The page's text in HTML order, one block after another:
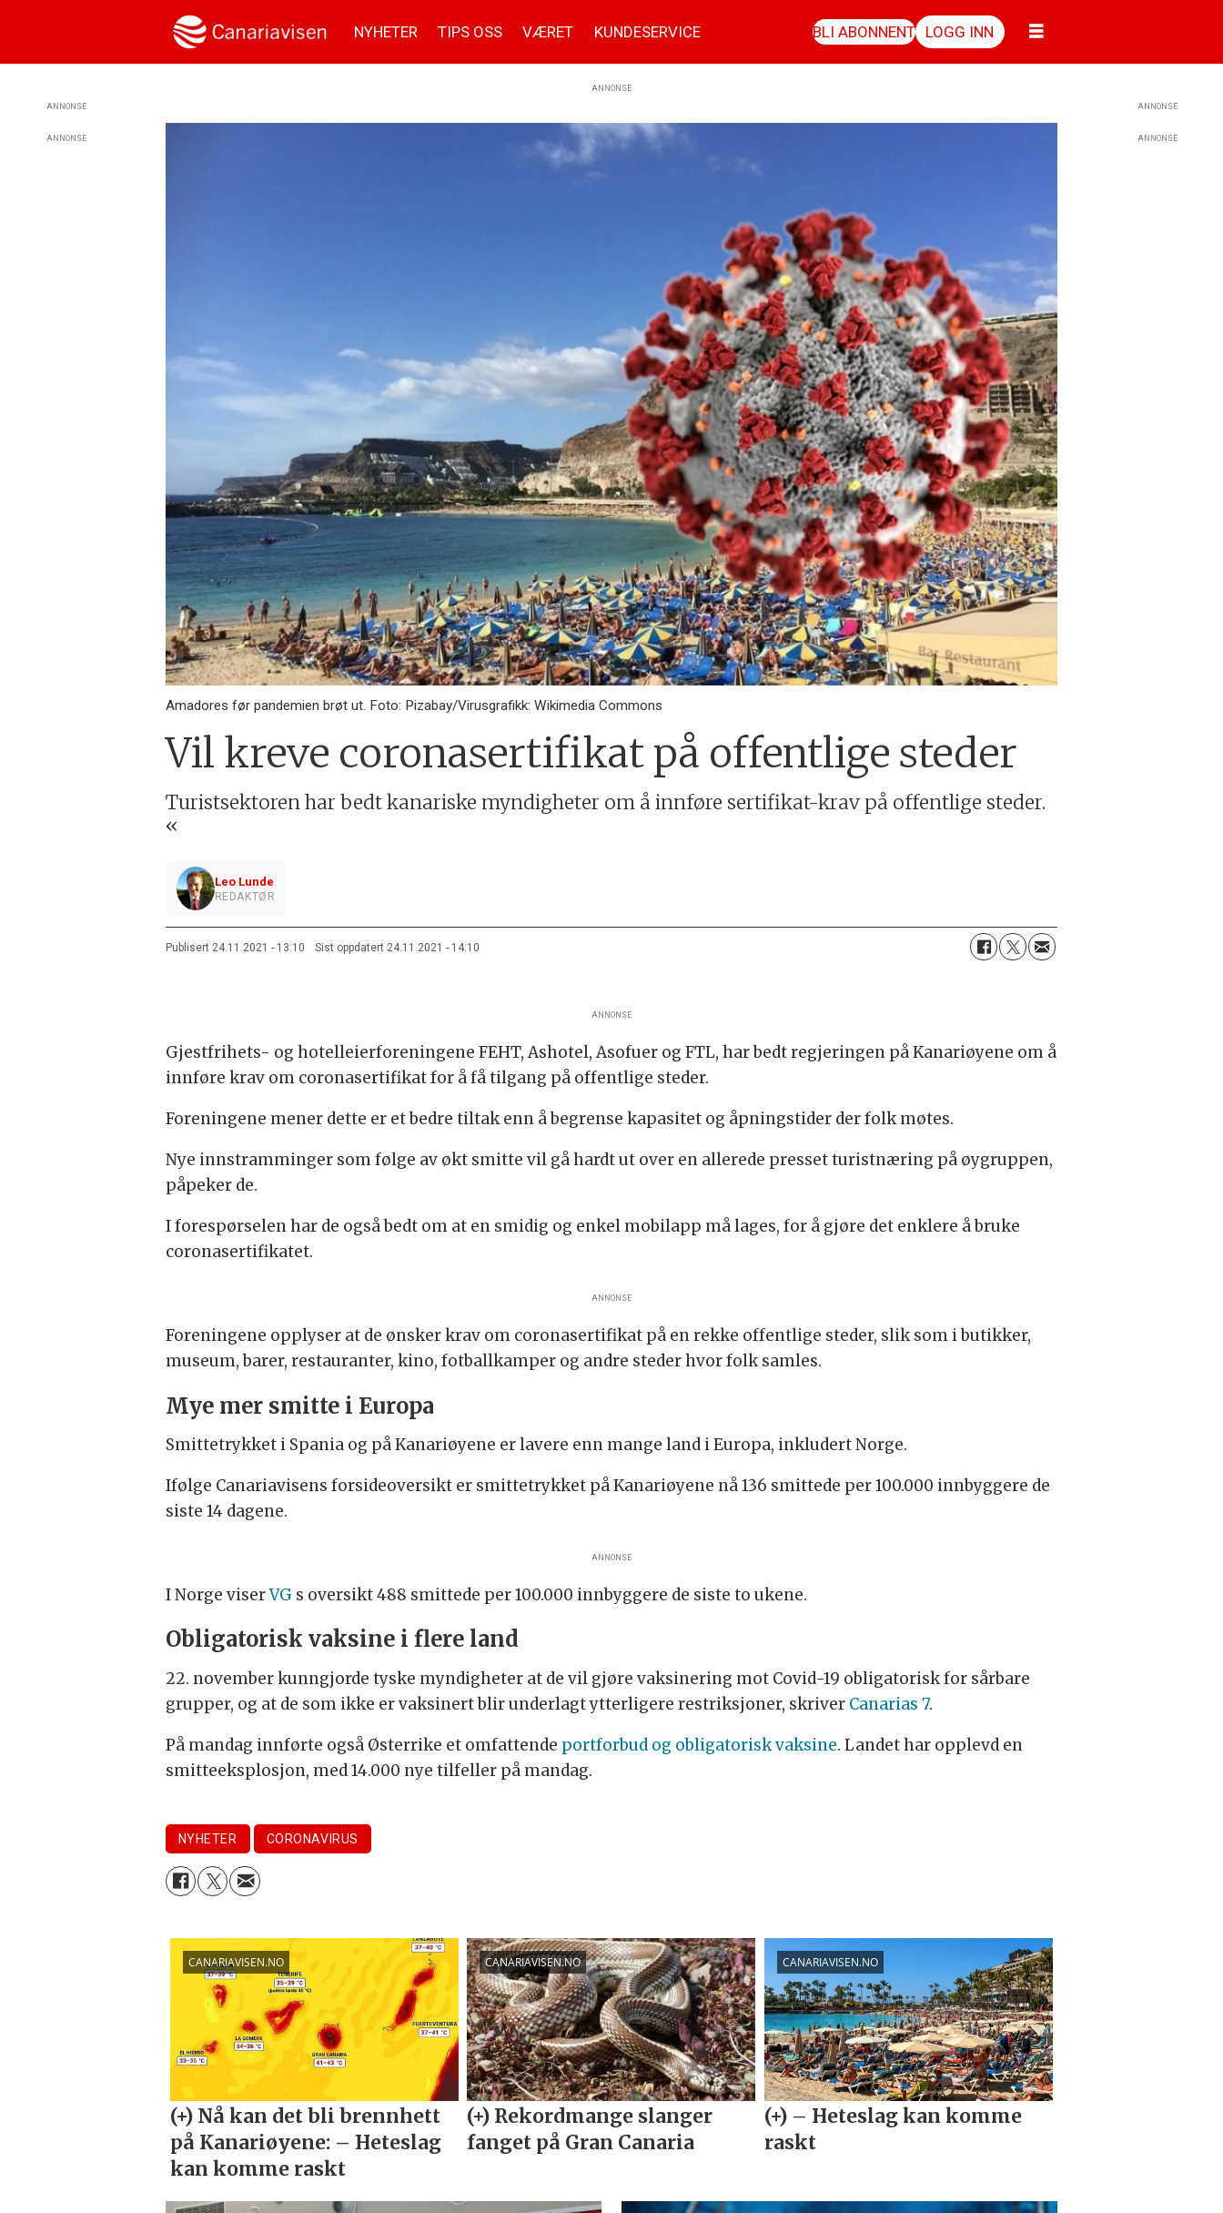
NYHETER TIPS OSS VÆRET KUNDESERVICE BLI ABONNENT LOGG INN
ANNONSE
Amadores før pandemien brøt ut. Foto: Pizabay/Virusgrafikk: Wikimedia Commons
Vil kreve coronasertifikat på offentlige steder
Turistsektoren har bedt kanariske myndigheter om å innføre sertifikat-krav på offentlige steder.
«
Leo Lunde
REDAKTØR
Publisert 24.11.2021 - 13:10 Sist oppdatert 24.11.2021 - 14:10
ANNONSE
Gjestfrihets- og hotelleierforeningene FEHT, Ashotel, Asofuer og FTL, har bedt regjeringen på Kanariøyene om å
innføre krav om coronasertifikat for å få tilgang på offentlige steder.
Foreningene mener dette er et bedre tiltak enn å begrense kapasitet og åpningstider der folk møtes.
Nye innstramminger som følge av økt smitte vil gå hardt ut over en allerede presset turistnæring på øygruppen,
påpeker de.
I forespørselen har de også bedt om at en smidig og enkel mobilapp må lages, for å gjøre det enklere å bruke
coronasertifikatet.
ANNONSE
Foreningene opplyser at de ønsker krav om coronasertifikat på en rekke offentlige steder, slik som i butikker,
museum, barer, restauranter, kino, fotballkamper og andre steder hvor folk samles.
Mye mer smitte i Europa
Smittetrykket i Spania og på Kanariøyene er lavere enn mange land i Europa, inkludert Norge.
Ifølge Canariavisens forsideoversikt er smittetrykket på Kanariøyene nå 136 smittede per 100.000 innbyggere de
siste 14 dagene.
ANNONSE
I Norge viserVG s oversikt 488 smittede per 100.000 innbyggere de siste to ukene.
Obligatorisk vaksine i flere land
22. november kunngjorde tyske myndigheter at de vil gjøre vaksinering mot Covid-19 obligatorisk for sårbare
grupper, og at de som ikke er vaksinert blir underlagt ytterligere restriksjoner, skriver Canarias 7.
På mandag innførte også Østerrike et omfattende portforbud og obligatorisk vaksine. Landet har opplevd en
smitteeksplosjon, med 14.000 nye tilfeller på mandag.
NYHETER CORONAVIRUS
ANNONSE
ANNONSE
ANNONSE
ANNONSE